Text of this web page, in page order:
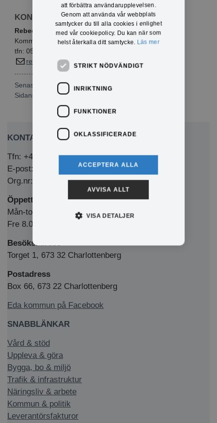
KONTAKTINFO
Rebecka Nilsson
Kommunsekreterare
tfn: 0571-281 06
rebecka.nilsson@eda.se
Senast publicerad: 2025-07-18
Sidansvarig:
Rebecka Nilsson
KONTAKTA OSS
Tfn: +46 (0)571-281 00
E-post: kommun@eda.se
Org.nr: 212000-1769
Öppettider Medborgarkontor/växel
Mån-tors 8.00-12.00 & 13.00-16.00
Fre 8.00-12.00 & 13.00-15.00
Besöksadress
Torget 1, 673 32 Charlottenberg
Postadress
Box 66, 673 22 Charlottenberg
Eda kommun på Facebook
SNABBLÄNKAR
Vård & stöd
Uppleva & göra
Bygga, bo & miljö
Trafik & infrastruktur
Näringsliv & arbete
Kommun & politik
Leverantörsfakturor
att förbättra användarupplevelsen.
Genom att använda vår webbplats
samtycker du till alla cookies i enlighet
med vår cookiepolicy. Du kan när som
helst återkalla ditt samtycke. Läs mer
STRIKT NÖDVÄNDIGT
INRIKTNING
FUNKTIONER
OKLASSIFICERADE
ACCEPTERA ALLA
AVVISA ALLT
VISA DETALJER